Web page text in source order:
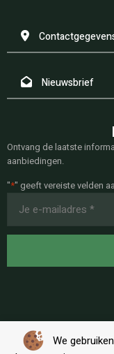
We
Nieuwsbrief
Ontvang de laatste
aanbiedingen.
"*" geeft vereiste velden
mailadres
*